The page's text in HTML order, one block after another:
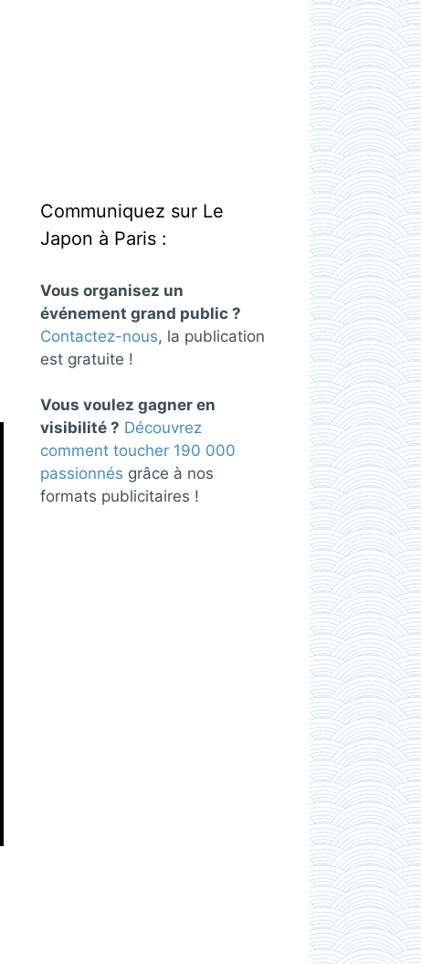
Communiquez sur Le
Japon à Paris :
Vous organisez un
événement grand public ?
Contactez-nous, la publication
est gratuite !
Vous voulez gagner en
visibilité ? Découvrez
comment toucher 190 000
passionnés grâce à nos
formats publicitaires !